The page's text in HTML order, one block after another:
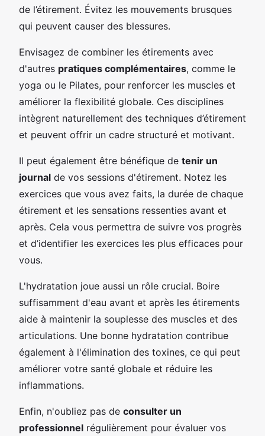
de l’étirement. Évitez les mouvements brusques
qui peuvent causer des blessures.
Envisagez de combiner les étirements avec
d'autres pratiques complémentaires, comme le
yoga ou le Pilates, pour renforcer les muscles et
améliorer la flexibilité globale. Ces disciplines
intègrent naturellement des techniques d’étirement
et peuvent offrir un cadre structuré et motivant.
Il peut également être bénéfique de tenir un
journal de vos sessions d'étirement. Notez les
exercices que vous avez faits, la durée de chaque
étirement et les sensations ressenties avant et
après. Cela vous permettra de suivre vos progrès
et d’identifier les exercices les plus efficaces pour
vous.
L'hydratation joue aussi un rôle crucial. Boire
suffisamment d'eau avant et après les étirements
aide à maintenir la souplesse des muscles et des
articulations. Une bonne hydratation contribue
également à l'élimination des toxines, ce qui peut
améliorer votre santé globale et réduire les
inflammations.
Enfin, n'oubliez pas de consulter un
professionnel régulièrement pour évaluer vos